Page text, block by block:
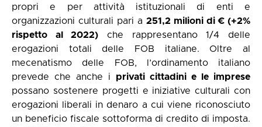
propri e per attività istituzionali di enti e
organizzazioni culturali pari a 251,2 milioni di € (+2%
rispetto al 2022) che rappresentano 1/4 delle
erogazioni totali delle FOB italiane. Oltre al
mecenatismo delle FOB, l’ordinamento italiano
prevede che anche i privati cittadini e le imprese
possano sostenere progetti e iniziative culturali con
erogazioni liberali in denaro a cui viene riconosciuto
un beneficio fiscale sottoforma di credito di imposta.